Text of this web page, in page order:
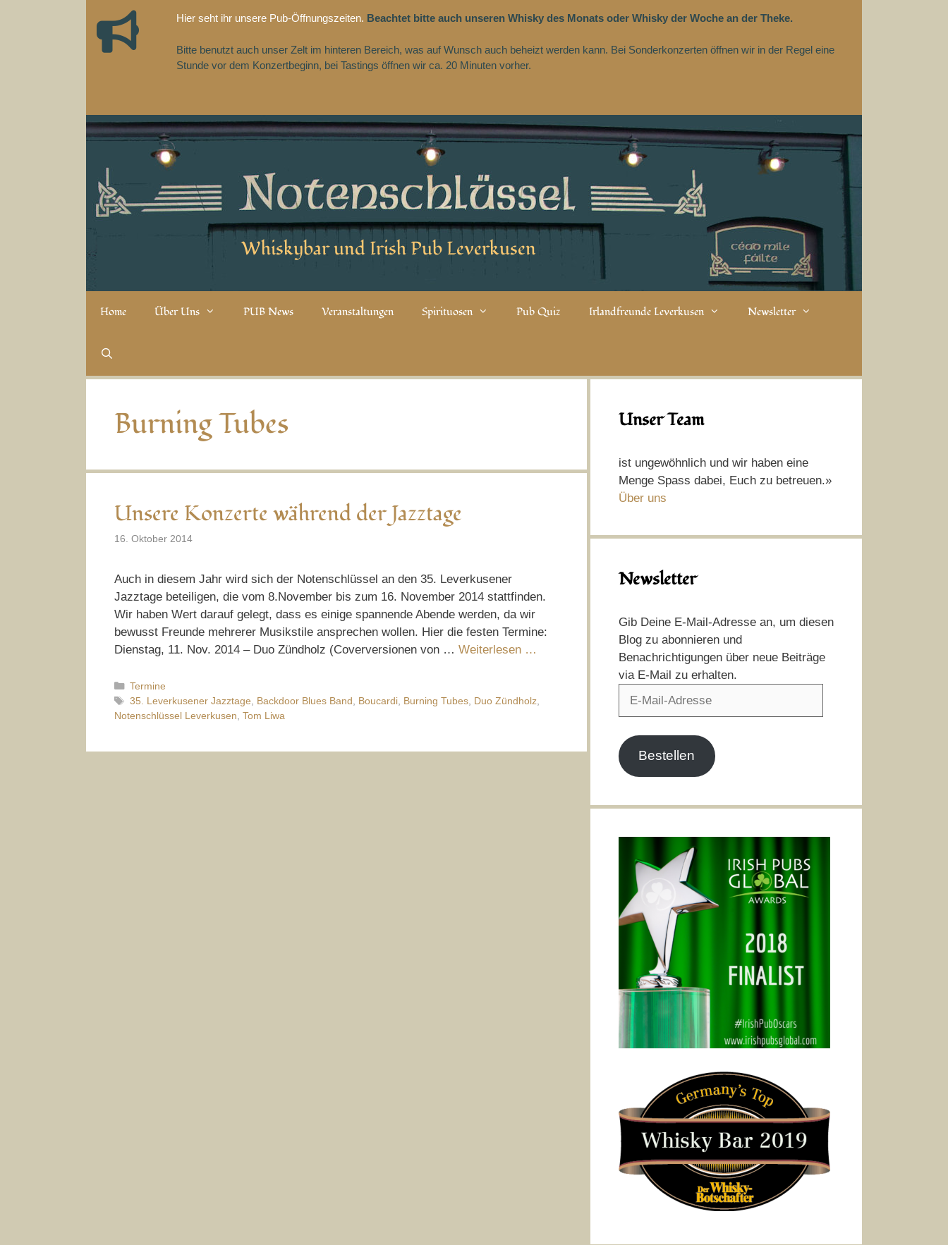
Hier seht ihr unsere Pub-Öffnungszeiten. Beachtet bitte auch unseren Whisky des Monats oder Whisky der Woche an der Theke.
Bitte benutzt auch unser Zelt im hinteren Bereich, was auf Wunsch auch beheizt werden kann. Bei Sonderkonzerten öffnen wir in der Regel eine
Stunde vor dem Konzertbeginn, bei Tastings öffnen wir ca. 20 Minuten vorher.
Whiskybar und Irish Pub Leverkusen
Home Über Uns PUB News Veranstaltungen Spirituosen Pub Quiz Irlandfreunde Leverkusen Newsletter
Burning Tubes
Unsere Konzerte während der Jazztage
16. Oktober 2014
Auch in diesem Jahr wird sich der Notenschlüssel an den 35. Leverkusener
Jazztage beteiligen, die vom 8.November bis zum 16. November 2014 stattfinden.
Wir haben Wert darauf gelegt, dass es einige spannende Abende werden, da wir
bewusst Freunde mehrerer Musikstile ansprechen wollen. Hier die festen Termine:
Dienstag, 11. Nov. 2014 – Duo Zündholz (Coverversionen von … Weiterlesen …
Kategorien
Termine
Schlagwörter
35. Leverkusener Jazztage Backdoor Blues Band Boucardi, Burning Tubes, Duo Zündholz,
Notenschlüssel Leverkusen Tom Liwa
Unser Team
ist ungewöhnlich und wir haben eine
Menge Spass dabei, Euch zu betreuen.»
Über uns
Newsletter
Gib Deine E-Mail-Adresse an, um diesen
Blog zu abonnieren und
Benachrichtigungen über neue Beiträge
via E-Mail zu erhalten.
Bestellen